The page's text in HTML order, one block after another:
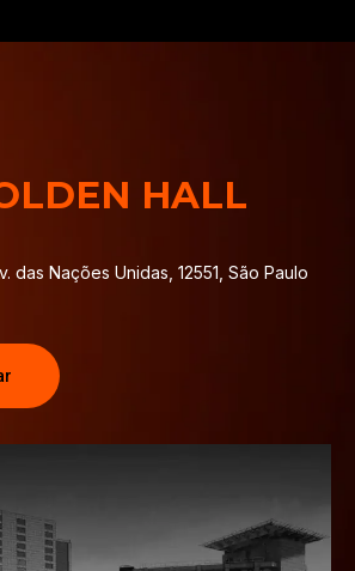
HALL
das Nações Unidas, 12551 , São Paulo